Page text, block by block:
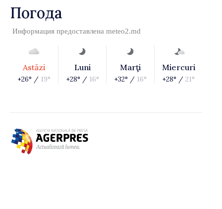
Погода
Информация предоставлена meteo2.md
Astăzi
+26° / 19°
Luni
+28° / 16°
Marţi
+32° / 16°
Miercuri
+28° / 21°